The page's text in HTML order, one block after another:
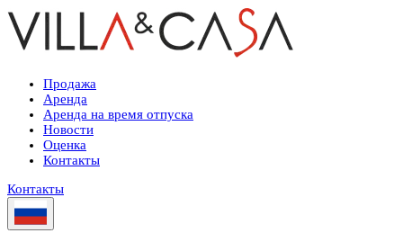
Продажа
Аренда
Аренда на время отпуска
Новости
Оценка
Контакты
Контакты